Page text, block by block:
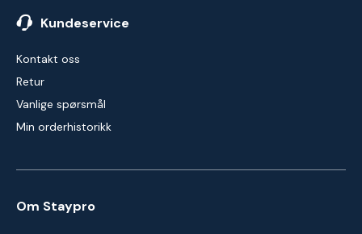
Kundeservice
Kontakt oss
Retur
Vanlige spørsmål
Min orderhistorikk
Om Staypro